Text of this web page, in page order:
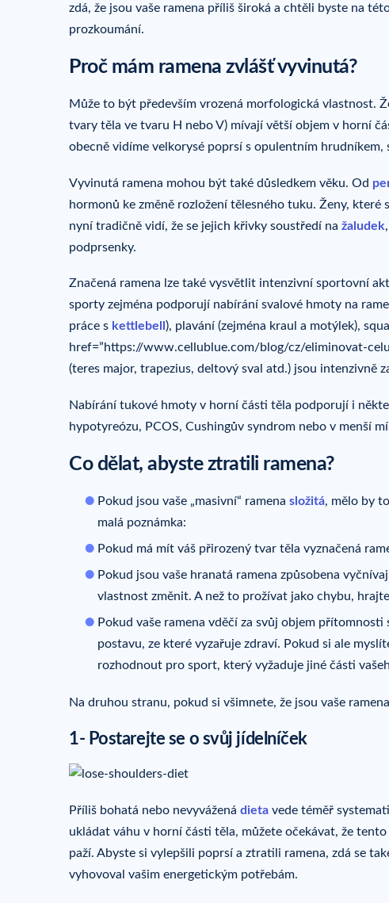
zdá, že jsou vaše ramena příliš široká a chtěli byste na
prozkoumání.
Proč mám ramena zvlášť vyvinutá?
Může to být především vrozená morfologická vlastnost.
tvary těla ve tvaru H nebo V) mívají větší objem v horní
obecně vidíme velkorysé poprsí s opulentním
Vyvinutá ramena mohou být také důsledkem věku. Od
hormonů ke změně rozložení tělesného tuku. Ženy, které
nyní tradičně vidí, že se jejich křivky soustředí na žaludek
podprsenky.
Značená ramena lze také vysvětlit intenzivní sportovní
sporty zejména podporují nabírání svalové hmoty na
práce s kettlebell ), plavání (zejména kraul a motýlek),
href=”https://www.cellublue.com/blog/cz/eliminovat-
(teres major, trapezius, deltový sval atd.) jsou intenzivně
Nabírání tukové hmoty v horní části těla podporují i
hypotyreózu, PCOS, Cushingův syndrom nebo v menší
Co dělat, abyste ztratili ramena?
Pokud jsou vaše „masivní“ ramena složitá, mělo by
malá poznámka:
Pokud má mít váš přirozený tvar těla vyznačená
Pokud jsou vaše hranatá ramena způsobena
vlastnost změnit. A než to prožívat jako chybu,
Pokud vaše ramena vděčí za svůj objem
postavu, ze které vyzařuje zdraví. Pokud si ale
rozhodnout pro sport, který vyžaduje jiné části
Na druhou stranu, pokud si všimnete, že jsou vaše
1- Postarejte se o svůj jídelníček
Příliš bohatá nebo nevyvážená dieta vede téměř
ukládat váhu v horní části těla, můžete očekávat, že tento
paží. Abyste si vylepšili poprsí a ztratili ramena, zdá se
vyhovoval vašim energetickým potřebám.